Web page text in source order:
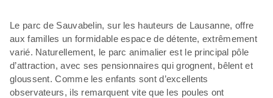
Le parc de Sauvabelin, sur les hauteurs de Lausanne, offre
aux familles un formidable espace de détente, extrêmement
varié. Naturellement, le parc animalier est le principal pôle
d’attraction, avec ses pensionnaires qui grognent, bêlent et
gloussent. Comme les enfants sont d’excellents
observateurs, ils remarquent vite que les poules ont